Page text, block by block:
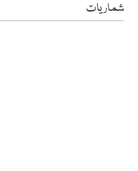
شماریات